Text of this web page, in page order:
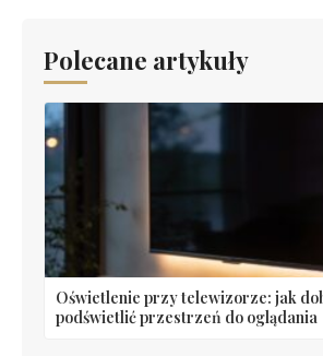
Polecane artykuły
Oświetlenie przy telewizorze: jak
podświetlić przestrzeń do oglądania